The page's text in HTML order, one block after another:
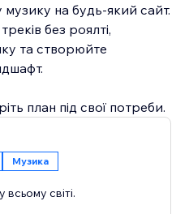
на будь-який сайт.
без роялті,
та створюйте
план під свої потреби.
Музика
світі.